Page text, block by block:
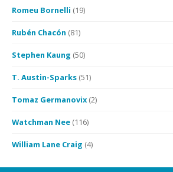
Romeu Bornelli (19)
Rubén Chacón (81)
Stephen Kaung (50)
T. Austin-Sparks (51)
Tomaz Germanovix (2)
Watchman Nee (116)
William Lane Craig (4)